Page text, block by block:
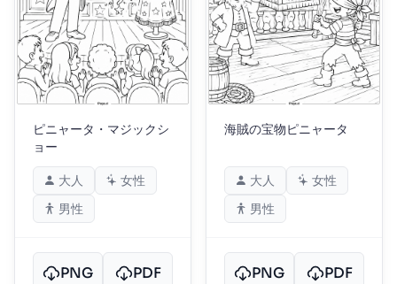
ピニャータ・マジックシ
ョー
大人
女性
男性
PNG PDF
海賊の宝物ピニャータ
大人
女性
男性
PNG PDF